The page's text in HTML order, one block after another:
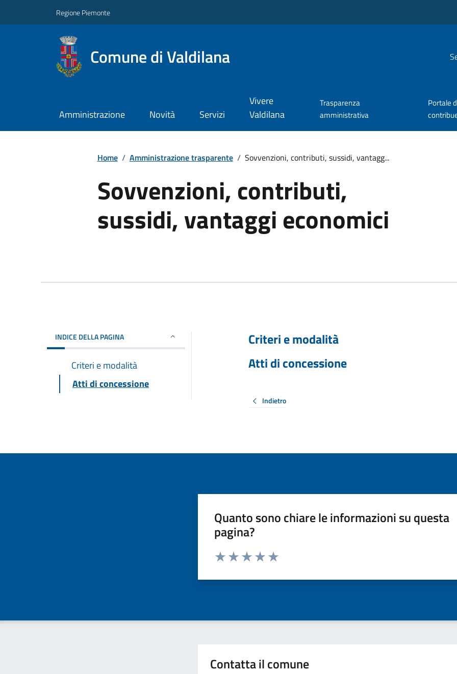
Regione Piemonte
Comune di Valdilana
Amministrazione Novità Servizi
Vivere
Valdilana
Trasparenza
amministrativa
Portale
Home / Amministrazione trasparente / Sovvenzioni, contributi, sussidi, vantagg...
Sovvenzioni, contributi,
sussidi, vantaggi economici
INDICE DELLA PAGINA
Criteri e modalità
Atti di concessione
Criteri e modalità
Atti di concessione
Indietro
Quanto sono chiare le informazioni su questa
pagina?
Valuta da 1 a 5 stelle la pagina
Contatta il comune